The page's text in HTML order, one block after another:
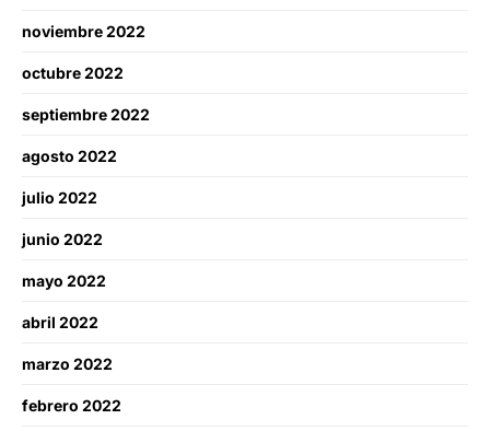
noviembre 2022
octubre 2022
septiembre 2022
agosto 2022
julio 2022
junio 2022
mayo 2022
abril 2022
marzo 2022
febrero 2022